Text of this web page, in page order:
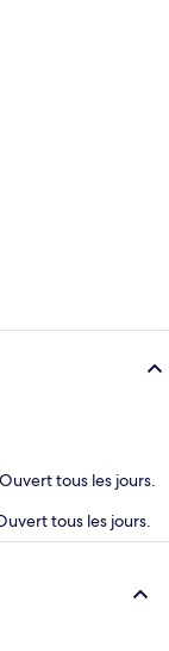
tous les jours.
tous les jours.